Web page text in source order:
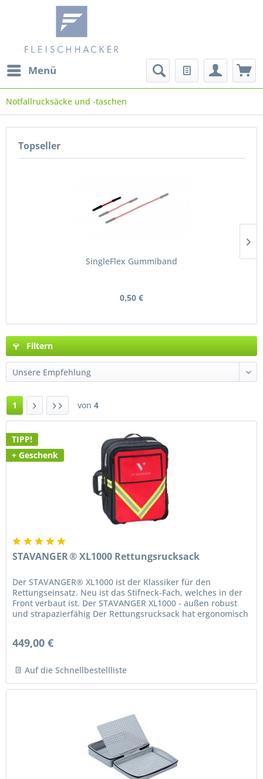
Menü
Notfallrucksäcke und -taschen
Topseller
SingleFlex Gummiband
0,50 €
Filtern
1 von 4
TIPP!
+ Geschenk
STAVANGER ® XL1000 Rettungsrucksack
Der STAVANGER® XL1000 ist der Klassiker für den
Rettungseinsatz. Neu ist das Stifneck-Fach, welches in der
Front verbaut ist. Der STAVANGER XL1000 - außen robust
und strapazierfähig Der Rettungsrucksack hat ergonomisch
449,00 €
Auf die Schnellbestellliste